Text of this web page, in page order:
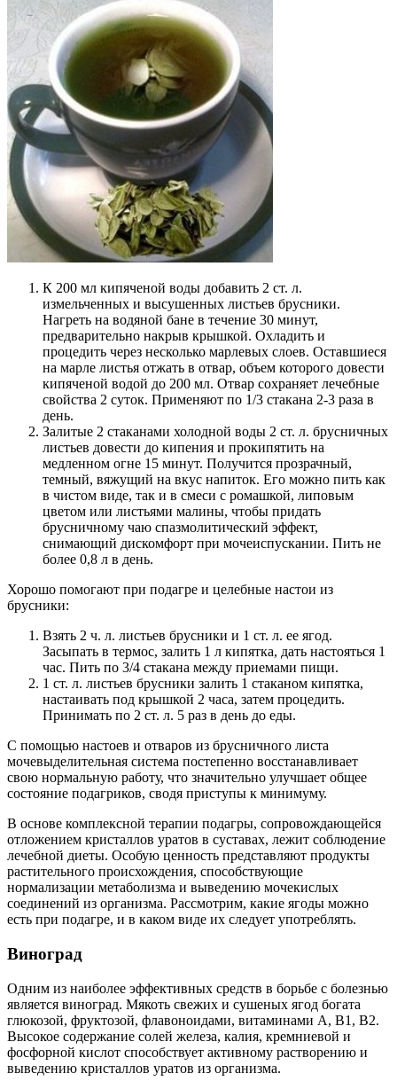
К 200 мл кипяченой воды добавить 2 ст. л.
измельченных и высушенных листьев брусники.
Нагреть на водяной бане в течение 30 минут,
предварительно накрыв крышкой. Охладить и
процедить через несколько марлевых слоев. Оставшиеся
на марле листья отжать в отвар, объем которого довести
кипяченой водой до 200 мл. Отвар сохраняет лечебные
свойства 2 суток. Применяют по 1/3 стакана 2-3 раза в
день.
Залитые 2 стаканами холодной воды 2 ст. л. брусничных
листьев довести до кипения и прокипятить на
медленном огне 15 минут. Получится прозрачный,
темный, вяжущий на вкус напиток. Его можно пить как
в чистом виде, так и в смеси с ромашкой, липовым
цветом или листьями малины, чтобы придать
брусничному чаю спазмолитический эффект,
снимающий дискомфорт при мочеиспускании. Пить не
более 0,8 л в день.
Хорошо помогают при подагре и целебные настои из
брусники:
Взять 2 ч. л. листьев брусники и 1 ст. л. ее ягод.
Засыпать в термос, залить 1 л кипятка, дать настояться 1
час. Пить по 3/4 стакана между приемами пищи.
1 ст. л. листьев брусники залить 1 стаканом кипятка,
настаивать под крышкой 2 часа, затем процедить.
Принимать по 2 ст. л. 5 раз в день до еды.
С помощью настоев и отваров из брусничного листа
мочевыделительная система постепенно восстанавливает
свою нормальную работу, что значительно улучшает общее
состояние подагриков, сводя приступы к минимуму.
В основе комплексной терапии подагры, сопровождающейся
отложением кристаллов уратов в суставах, лежит соблюдение
лечебной диеты. Особую ценность представляют продукты
растительного происхождения, способствующие
нормализации метаболизма и выведению мочекислых
соединений из организма. Рассмотрим, какие ягоды можно
есть при подагре, и в каком виде их следует употреблять.
Виноград
Одним из наиболее эффективных средств в борьбе с болезнью
является виноград. Мякоть свежих и сушеных ягод богата
глюкозой, фруктозой, флавоноидами, витаминами А, В1, В2.
Высокое содержание солей железа, калия, кремниевой и
фосфорной кислот способствует активному растворению и
выведению кристаллов уратов из организма.